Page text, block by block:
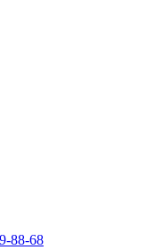
88-68